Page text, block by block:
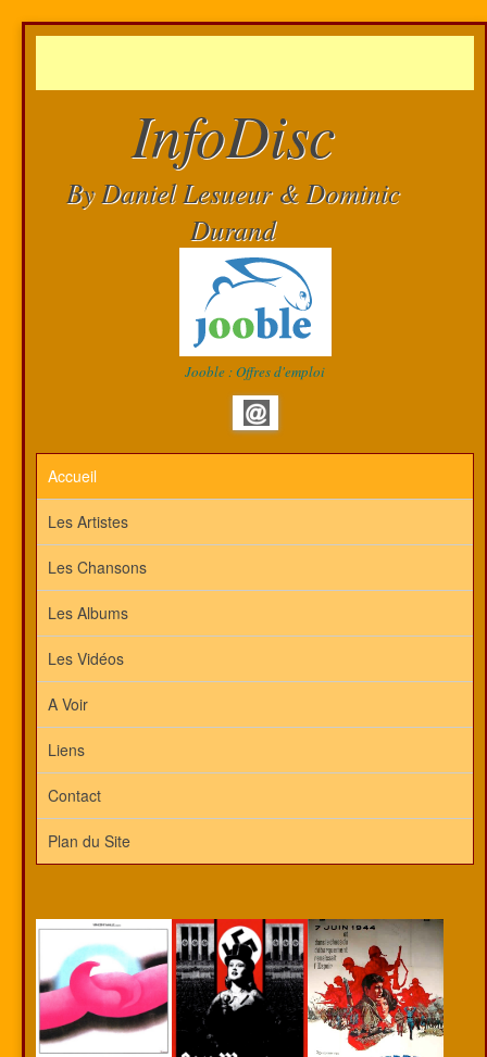
InfoDisc
By Daniel Lesueur & Dominic
Durand
Jooble : Offres d'emploi
Accueil
Les Artistes
Les Chansons
Les Albums
Les Vidéos
A Voir
Liens
Contact
Plan du Site